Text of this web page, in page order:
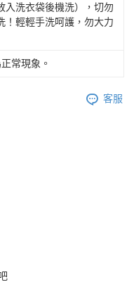
入洗衣袋後機洗），切勿
！輕輕手洗呵護，勿大力
常現象。
客服